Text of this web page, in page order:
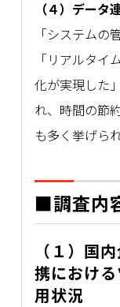
（４）デー
「システムの
「リアルタ
化が実現した
れ、時間の節
も多く挙げら
■調査内
（１）国
携におけ
用状況